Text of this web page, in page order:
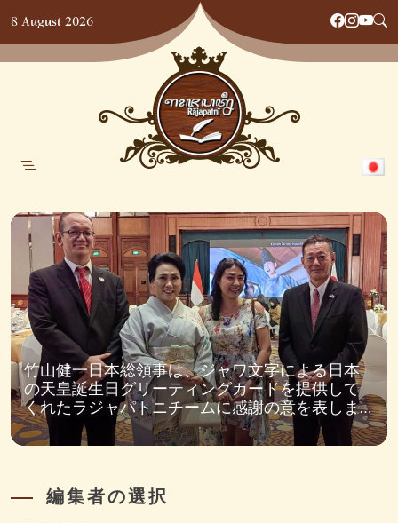
Skip
to
content
8 August 2026
竹山健一日本総領事は、ジャワ文字による日本
の天皇誕生日グリーティングカードを提供して
くれたラジャパトニチームに感謝の意を表しま
す。
編集者の選択